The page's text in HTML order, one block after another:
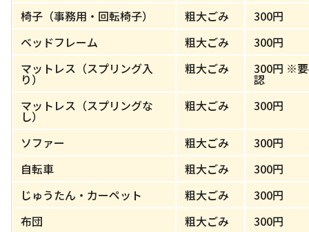
椅子（事務用・回転椅子）
粗大ごみ
300円
ベッドフレーム
粗大ごみ
300円
マットレス（スプリング入
り）
粗大ごみ 300円 ※
認
マットレス（スプリングな
し）
粗大ごみ 300円
ソファー 粗大ごみ
300円
自転車
粗大ごみ
300円
じゅうたん・カーペット
粗大ごみ
300円
布団
粗大ごみ
300円